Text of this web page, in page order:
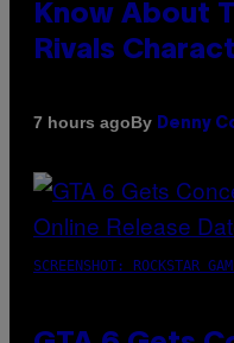
Know About
Rivals
7 hours agoBy Denny
SCREENSHOT: ROCKSTAR